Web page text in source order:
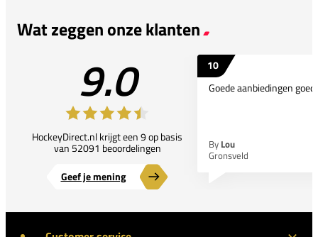
Wat zeggen onze klanten
9.0
HockeyDirect.nl krijgt een 9 op basis
van 52091 beoordelingen
Geef je mening
10
Goede aanbiedingen
By Lou
Gronsveld